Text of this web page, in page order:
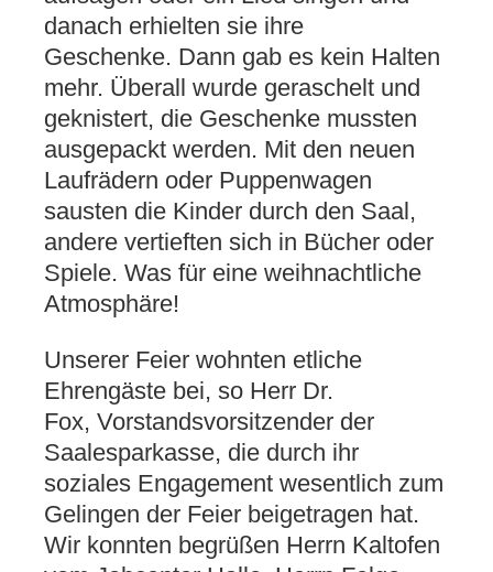
danach erhielten sie ihre
Geschenke. Dann gab es kein Halten
mehr. Überall wurde geraschelt und
geknistert, die Geschenke mussten
ausgepackt werden. Mit den neuen
Laufrädern oder Puppenwagen
sausten die Kinder durch den Saal,
andere vertieften sich in Bücher oder
Spiele. Was für eine weihnachtliche
Atmosphäre!
Unserer Feier wohnten etliche
Ehrengäste bei, so Herr Dr.
Fox, Vorstandsvorsitzender der
Saalesparkasse, die durch ihr
soziales Engagement wesentlich zum
Gelingen der Feier beigetragen hat.
Wir konnten begrüßen Herrn Kaltofen